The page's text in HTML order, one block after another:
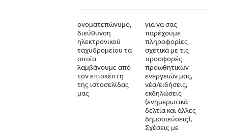
ονοματεπώνυμο,
διεύθυνση
ηλεκτρονικού
ταχυδρομείου τα
οποία
λαμβάνουμε από
τον επισκέπτη
της ιστοσελίδας
μας
για να σας
παρέχουμε
πληροφορίες
σχετικά με τις
προσφορές
προωθητικών
ενεργειών μας,
νέα/ειδήσεις,
εκδηλώσεις
(ενημερωτικά
δελτία και άλλες
δημοσιεύσεις),
Σχέσεις με